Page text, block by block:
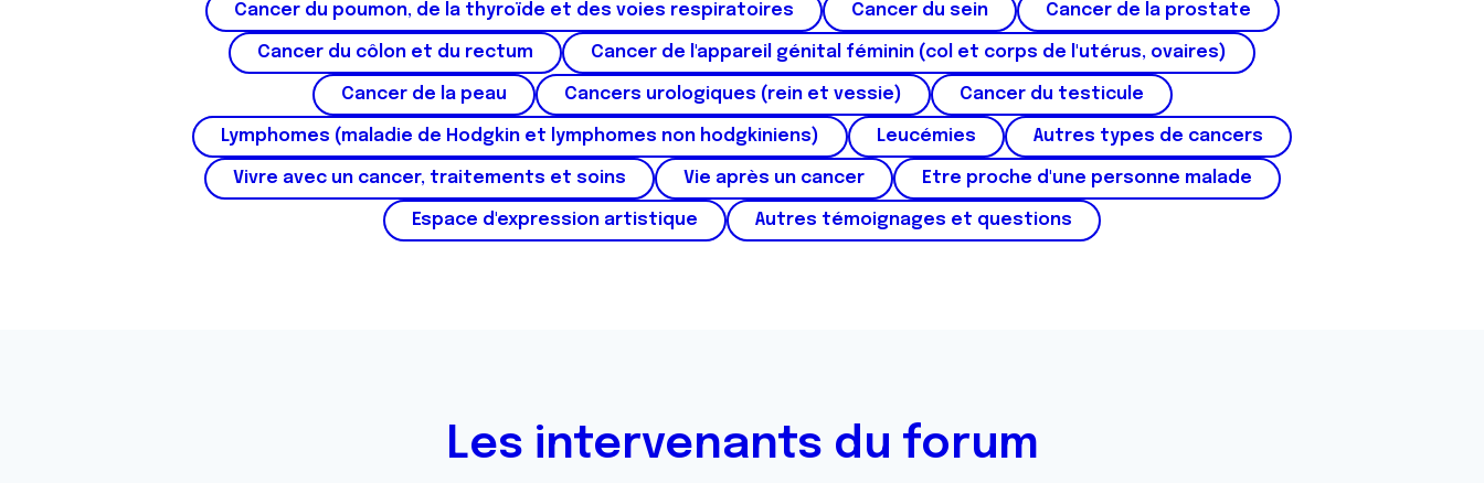
Cancer du poumon, de la thyroïde et des voies respiratoires Cancer du sein Cancer de la prostate
Cancer du côlon et du rectum Cancer de l'appareil génital féminin (col et corps de l'utérus, ovaires)
Cancer de la peau Cancers urologiques (rein et vessie) Cancer du testicule
Lymphomes (maladie de Hodgkin et lymphomes non hodgkiniens) Leucémies Autres types de cancers
Vivre avec un cancer, traitements et soins Vie après un cancer Etre proche d'une personne malade
Espace d'expression artistique Autres témoignages et questions
Les intervenants du forum